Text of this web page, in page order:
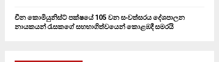
චීන කොමියුනිස්ට් පක්ෂයේ 105 වන සංවත්සරය දේශපාලන
නායකයන් රැසකගේ සහභාගිත්වයෙන් කොළඹදී සමරයි